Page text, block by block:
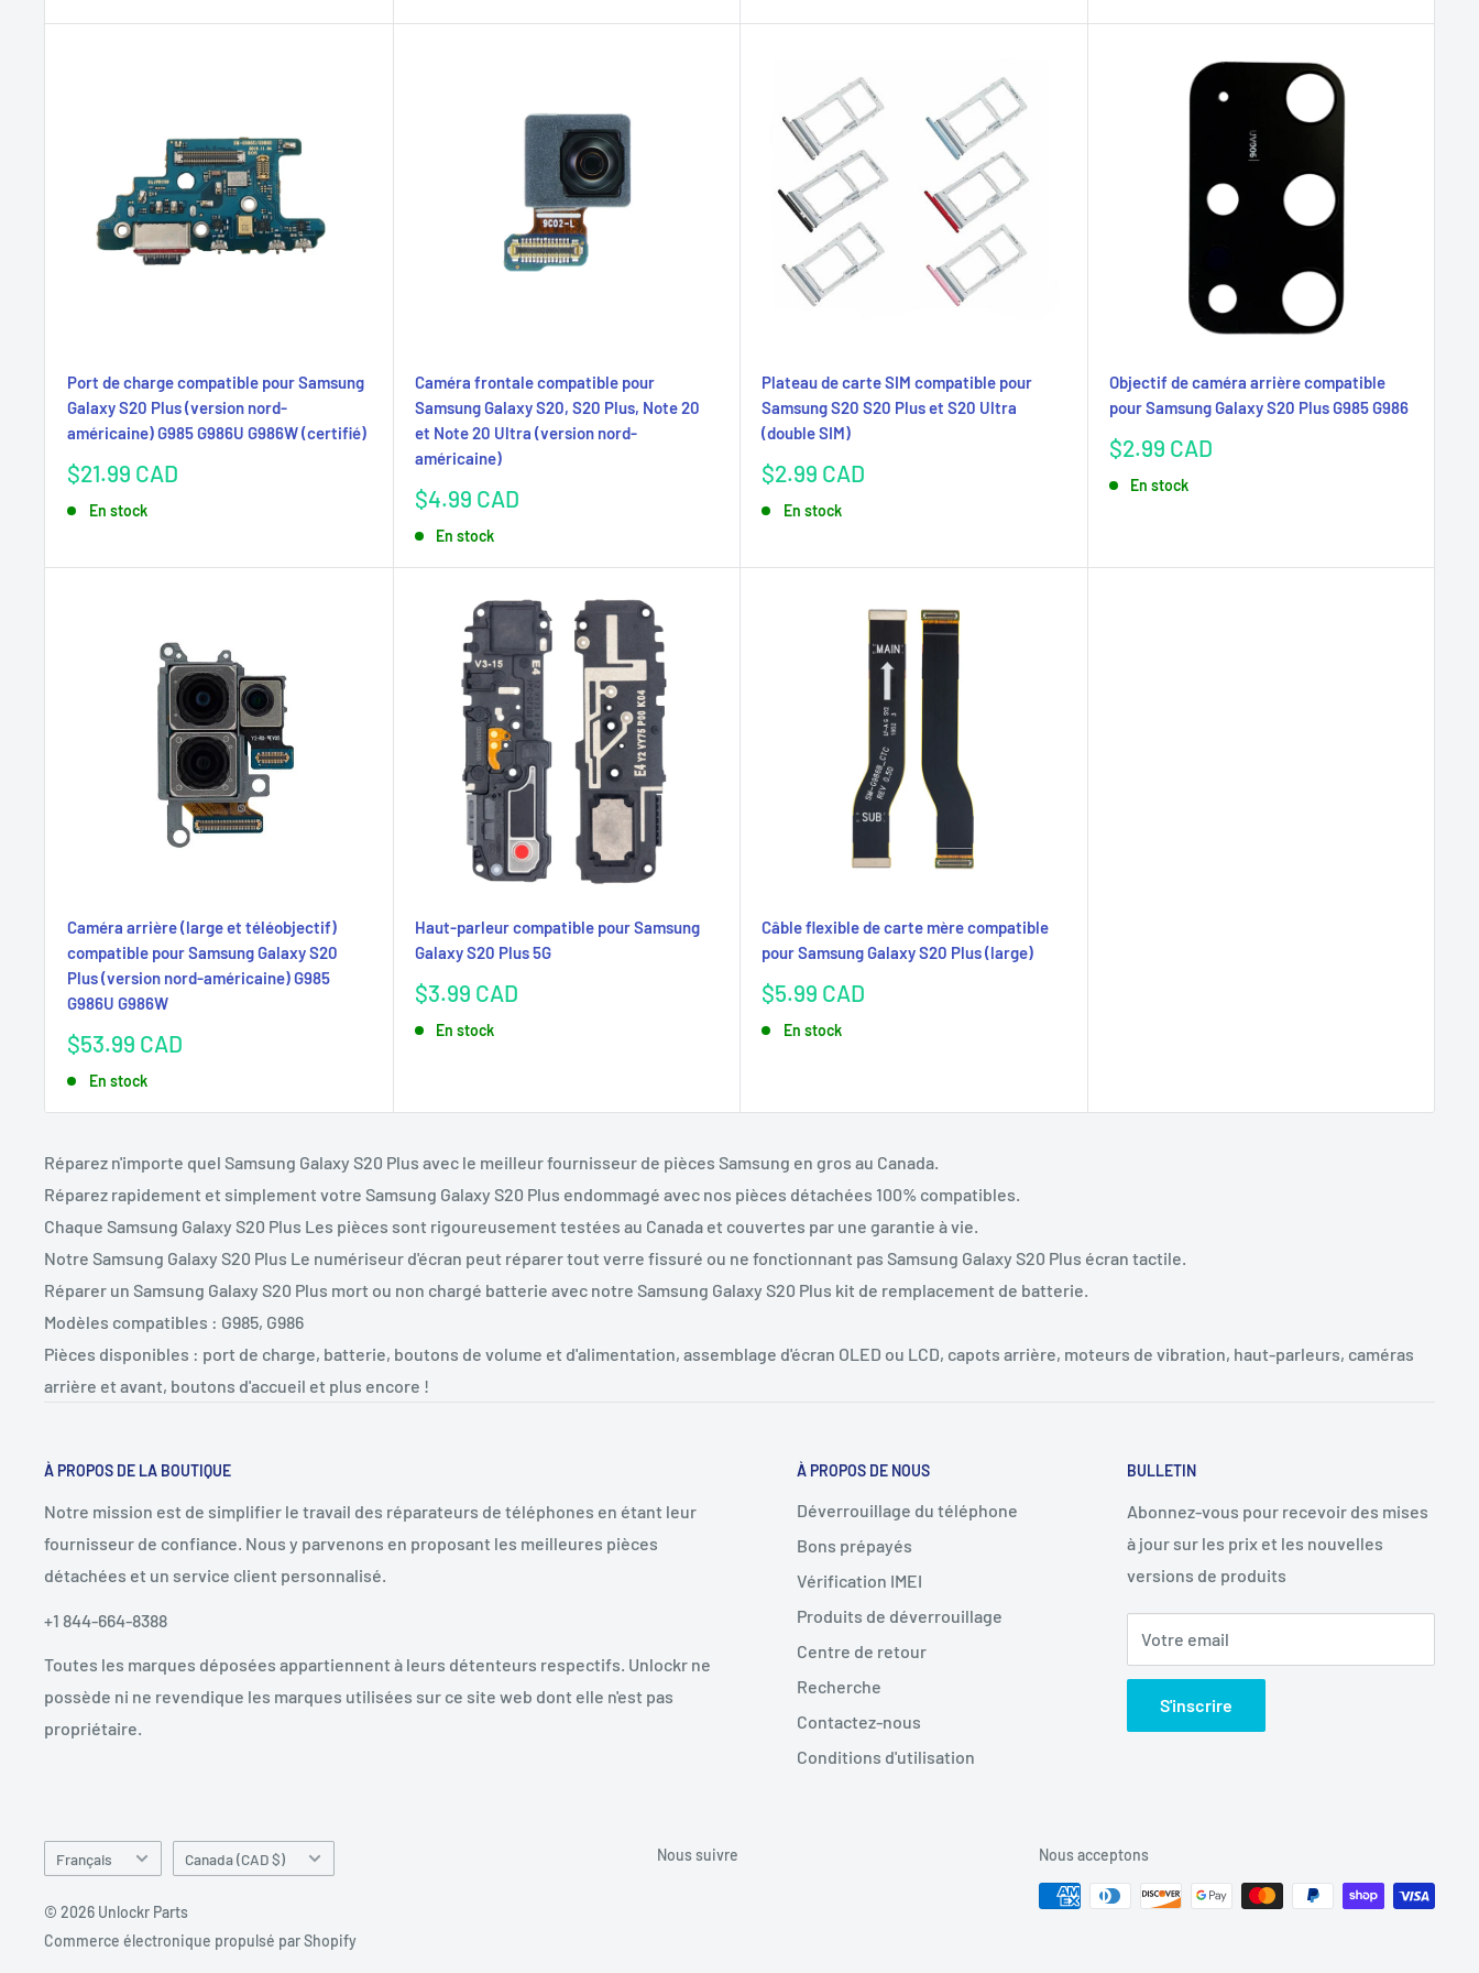
Port de charge compatible pour Samsung
Galaxy S20 Plus (version nord-
américaine) G985 G986U G986W (certifié)
Prix
$21.99 CAD
En stock
Caméra frontale compatible pour
Samsung Galaxy S20, S20 Plus, Note 20
et Note 20 Ultra (version nord-
américaine)
Prix
$4.99 CAD
En stock
Plateau de carte SIM compatible pour
Samsung S20 S20 Plus et S20 Ultra
(double SIM)
Prix
$2.99 CAD
En stock
Objectif de caméra arrière compatible
pour Samsung Galaxy S20 Plus G985 G986
Prix
$2.99 CAD
En stock
Caméra arrière (large et téléobjectif)
compatible pour Samsung Galaxy S20
Plus (version nord-américaine) G985
G986U G986W
Prix
$53.99 CAD
En stock
Haut-parleur compatible pour Samsung
Galaxy S20 Plus 5G
Prix
$3.99 CAD
En stock
Câble flexible de carte mère compatible
pour Samsung Galaxy S20 Plus (large)
Prix
$5.99 CAD
En stock
Réparez n'importe quel Samsung Galaxy S20 Plus avec le meilleur fournisseur de pièces Samsung en gros au Canada.
Réparez rapidement et simplement votre Samsung Galaxy S20 Plus endommagé avec nos pièces détachées 100% compatibles.
Chaque Samsung Galaxy S20 Plus Les pièces sont rigoureusement testées au Canada et couvertes par une garantie à vie.
Notre Samsung Galaxy S20 Plus Le numériseur d'écran peut réparer tout verre fissuré ou ne fonctionnant pas Samsung Galaxy S20 Plus écran tactile.
Réparer un Samsung Galaxy S20 Plus mort ou non chargé batterie avec notre Samsung Galaxy S20 Plus kit de remplacement de batterie.
Modèles compatibles : G985, G986
Pièces disponibles : port de charge, batterie, boutons de volume et d'alimentation, assemblage d'écran OLED ou LCD, capots arrière, moteurs de vibration, haut-parleurs, caméras
arrière et avant, boutons d'accueil et plus encore !
À PROPOS DE LA BOUTIQUE
Notre mission est de simplifier le travail des réparateurs de téléphones en étant leur
fournisseur de confiance. Nous y parvenons en proposant les meilleures pièces
détachées et un service client personnalisé.
+1 844-664-8388
Toutes les marques déposées appartiennent à leurs détenteurs respectifs. Unlockr ne
possède ni ne revendique les marques utilisées sur ce site web dont elle n'est pas
propriétaire.
À PROPOS DE NOUS
Déverrouillage du téléphone
Bons prépayés
Vérification IMEI
Produits de déverrouillage
Centre de retour
Recherche
Contactez-nous
Conditions d'utilisation
BULLETIN
Abonnez-vous pour recevoir des mises
à jour sur les prix et les nouvelles
versions de produits
Votre email
S'inscrire
Langue
Français Pays/région
Canada (CAD $)
© 2026 Unlockr Parts
Commerce électronique propulsé par Shopify
Nous suivre Nous acceptons